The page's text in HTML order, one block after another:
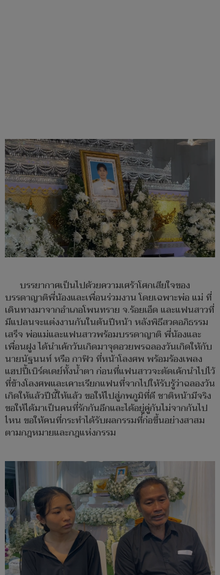
บรรยากาศเป็นไปด้วยความเศร้าโศกเสียใจของ
บรรดาญาติพี่น้องและเพื่อนร่วมงาน โดยเฉพาะพ่อ แม่ ที่
เดินทางมาจากอำเภอโพนทราย จ.ร้อยเอ็ด และแฟนสาวที่
มีแปลนจะแต่งงานกันในต้นปีหน้า หลังพิธีสวดอภิธรรม
เสร็จ พ่อแม่และแฟนสาวพร้อมบรรดาญาติ พี่น้องและ
เพื่อนฝูง ได้นำเค้กวันเกิดมาจุดอวยพรฉลองวันเกิดให้กับ
นายนัฐนนท์ หรือ กาฟิว ที่หน้าโลงศพ พร้อมร้องเพลง
แฮปปี้เบิร์ดเดย์ทั้งน้ำตา ก่อนที่แฟนสาวจะตัดเค้กนำไปไว้
ที่ข้างโลงศพและเคาะเรียกแฟนที่จากไปให้รับรู้ว่าฉลองวัน
เกิดให้แล้วปีนี้ให้แล้ว ขอให้ไปสู่ภพภูมิที่ดี ชาติหน้ามีจริง
ขอให้ได้มาเป็นคนที่รักกันอีกและได้อยู่คู่กันไม่จากกันไป
ไหน ขอให้คนที่กระทำได้รับผลกรรมที่ก่อขึ้นอย่างสาสม
ตามกฎหมายและกฎแห่งกรรม